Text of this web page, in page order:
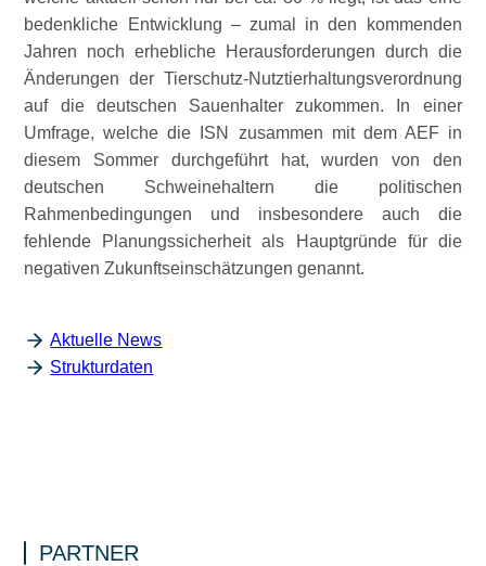
bedenkliche Entwicklung – zumal in den kommenden
Jahren noch erhebliche Herausforderungen durch die
Änderungen der Tierschutz-Nutztierhaltungsverordnung
auf die deutschen Sauenhalter zukommen. In einer
Umfrage, welche die ISN zusammen mit dem AEF in
diesem Sommer durchgeführt hat, wurden von den
deutschen Schweinehaltern die politischen
Rahmenbedingungen und insbesondere auch die
fehlende Planungssicherheit als Hauptgründe für die
negativen Zukunftseinschätzungen genannt.
Aktuelle News
Strukturdaten
PARTNER